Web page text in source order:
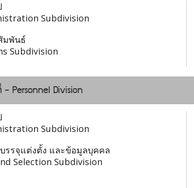
Subdivision
มพันธ์
Subdivision
- Personnel Division
Subdivision
รรจุแต่งตั้ง และข้อมูลบุคคล
Selection Subdivision